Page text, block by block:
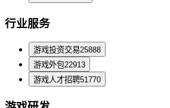
行业服务
游戏投资交易25888
游戏外包22913
游戏人才招聘51770